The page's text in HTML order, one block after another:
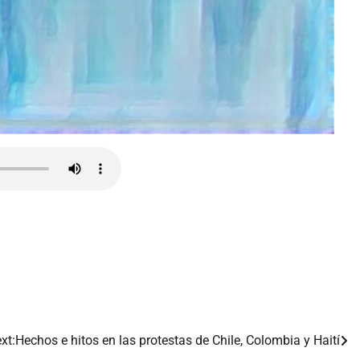
Hechos e hitos en las protestas de Chile, Colombia y Haití